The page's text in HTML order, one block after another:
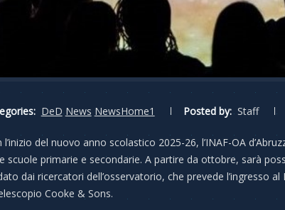
DeD News NewsHome1 Posted by: Staff
l’inizio del nuovo anno scolastico 2025-26, l’INAF-OA
scuole primarie e secondarie. A partire da ottobre, sarà
dai ricercatori dell’osservatorio, che prevede
Cooke & Sons.